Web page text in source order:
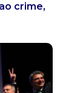
crime,